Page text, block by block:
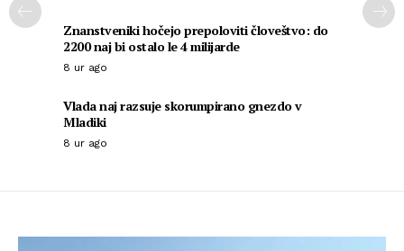
Znanstveniki hočejo prepoloviti človeštvo: do
2200 naj bi ostalo le 4 milijarde
8 ur ago
Vlada naj razsuje skorumpirano gnezdo v
Mladiki
8 ur ago